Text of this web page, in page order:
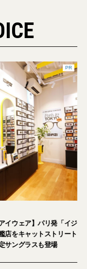
」に
ッ
【おしゃれな大人
ピジ」が国内初の
にオープン。日本